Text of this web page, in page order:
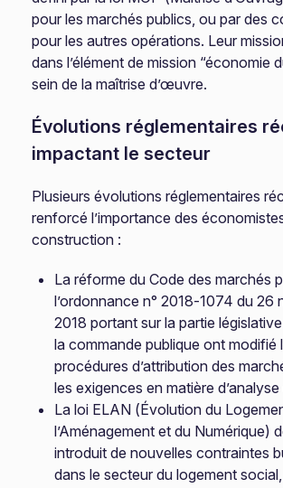
pour les marchés publics, ou par des
pour les autres opérations. Leur
dans l’élément de mission “économie
sein de la maîtrise d’œuvre.
Évolutions réglementaires
impactant le secteur
Plusieurs évolutions réglementaires
renforcé l’importance des
construction :
La réforme du Code des marchés
l’ordonnance n° 2018-1074 du 26
2018 portant sur la partie
la commande publique ont modifié
procédures d’attribution des
les exigences en matière
La loi ELAN (Évolution du
l’Aménagement et du Numérique)
introduit de nouvelles contraintes
dans le secteur du logement